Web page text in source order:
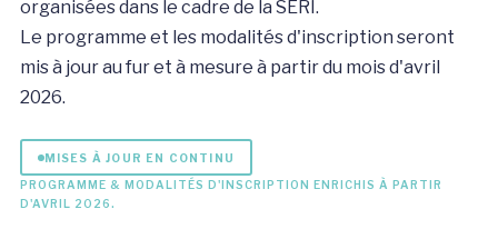
organisées dans le cadre de la SERI.
Le programme et les modalités d'inscription seront
mis à jour au fur et à mesure à partir du mois d'avril
2026.
MISES À JOUR EN CONTINU
PROGRAMME & MODALITÉS D'INSCRIPTION ENRICHIS À PARTIR
D'AVRIL 2026.